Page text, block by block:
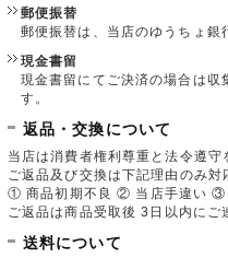
郵便振替
郵便振替は、当店のゆうちょ銀
現金書留
現金書留にてご決済の場合は収
す。
返品・交換について
当店は消費者権利尊重と法令遵守
ご返品及び交換は下記理由のみ対
① 商品初期不良 ② 当店手違い ③
ご返品は商品受取後 3日以内にご
送料について